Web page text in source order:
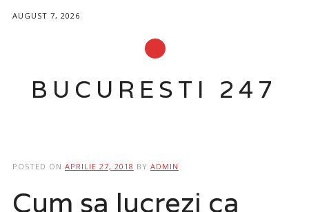
AUGUST 7, 2026
BUCURESTI 247
POSTED ON APRILIE 27, 2018 BY ADMIN
Cum sa lucrezi ca